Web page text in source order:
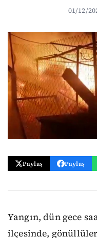
01/12/
Paylaş Paylaş
Yangın, dün gece
ilçesinde,